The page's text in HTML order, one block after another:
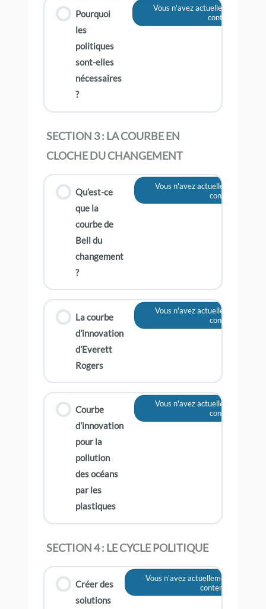
Pourquoi
les
politiques
sont-elles
nécessaires
?
Vous n'avez actuellement pas
contenu
SECTION 3 : LA COURBE EN
CLOCHE DU CHANGEMENT
Qu’est-ce
que la
courbe de
Bell du
changement
?
Vous n'avez actuellement pas
contenu
La courbe
d’innovation
d’Everett
Rogers
Vous n'avez actuellement pas
contenu
Courbe
d’innovation
pour la
pollution
des océans
par les
plastiques
Vous n'avez actuellement pas
contenu
SECTION 4 : LE CYCLE POLITIQUE
Créer des
solutions
Vous n'avez actuellement pas
contenu